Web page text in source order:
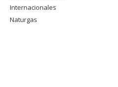
Internacionales
Naturgas